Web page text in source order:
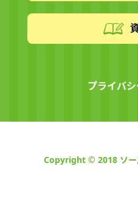
プライバ
Copyright © 2018 ソー